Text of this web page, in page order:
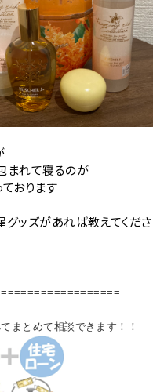
まれて寝るのが
おります
グッズがあれば教えてくだ
まとめて相談できます！！